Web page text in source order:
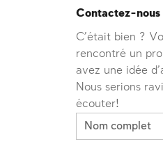
Contactez-nous
C'était bien ?
rencontré un
avez une idée
Nous serions
écouter!